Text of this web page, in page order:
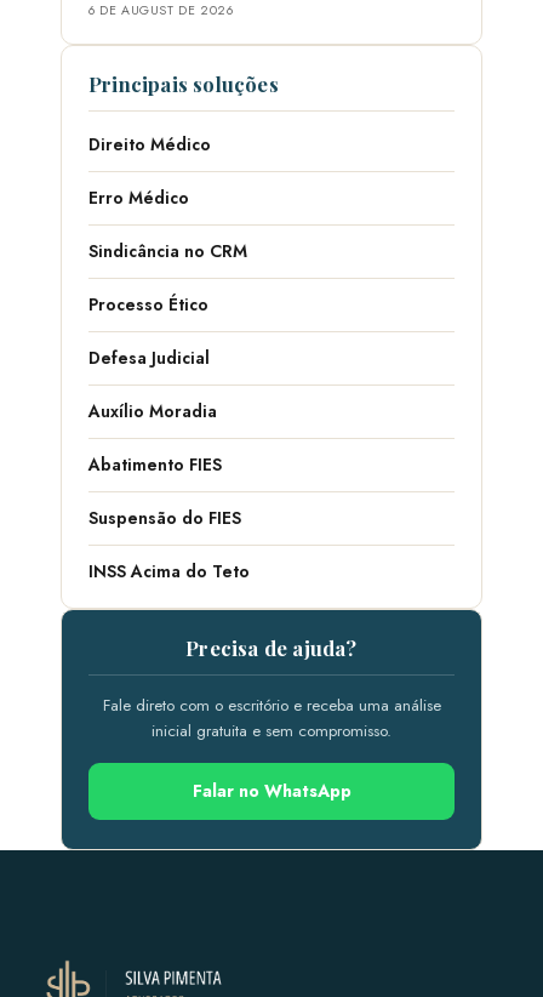
6 DE AUGUST DE 2026
Principais soluções
Direito Médico
Erro Médico
Sindicância no CRM
Processo Ético
Defesa Judicial
Auxílio Moradia
Abatimento FIES
Suspensão do FIES
INSS Acima do Teto
Precisa de ajuda?
Fale direto com o escritório e receba uma análise
inicial gratuita e sem compromisso.
Falar no WhatsApp